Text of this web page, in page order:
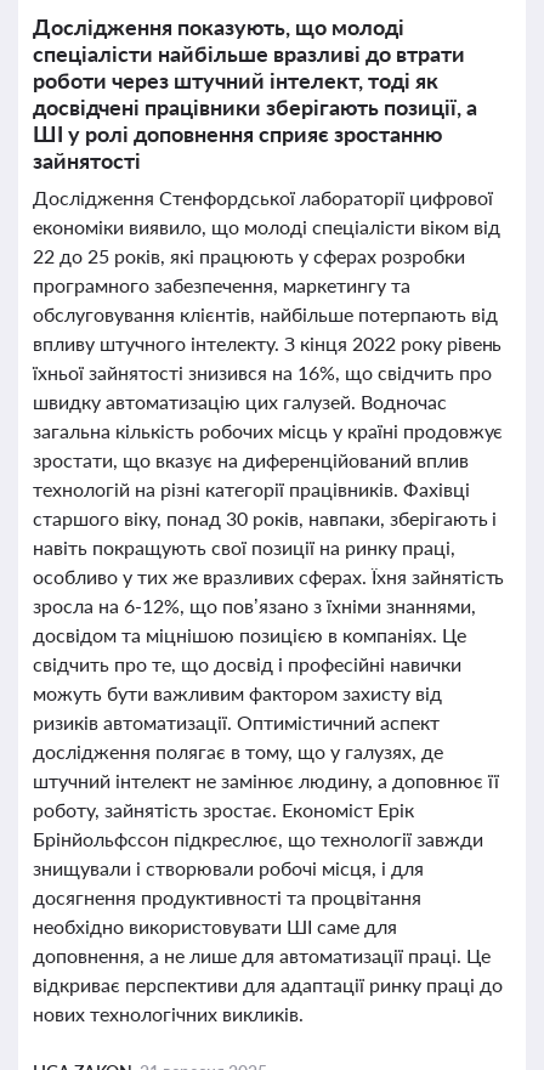
Дослідження показують, що молоді
спеціалісти найбільше вразливі до втрати
роботи через штучний інтелект, тоді як
досвідчені працівники зберігають позиції, а
ШІ у ролі доповнення сприяє зростанню
зайнятості
Дослідження Стенфордської лабораторії цифрової
економіки виявило, що молоді спеціалісти віком від
22 до 25 років, які працюють у сферах розробки
програмного забезпечення, маркетингу та
обслуговування клієнтів, найбільше потерпають від
впливу штучного інтелекту. З кінця 2022 року рівень
їхньої зайнятості знизився на 16%, що свідчить про
швидку автоматизацію цих галузей. Водночас
загальна кількість робочих місць у країні продовжує
зростати, що вказує на диференційований вплив
технологій на різні категорії працівників. Фахівці
старшого віку, понад 30 років, навпаки, зберігають і
навіть покращують свої позиції на ринку праці,
особливо у тих же вразливих сферах. Їхня зайнятість
зросла на 6-12%, що пов’язано з їхніми знаннями,
досвідом та міцнішою позицією в компаніях. Це
свідчить про те, що досвід і професійні навички
можуть бути важливим фактором захисту від
ризиків автоматизації. Оптимістичний аспект
дослідження полягає в тому, що у галузях, де
штучний інтелект не замінює людину, а доповнює її
роботу, зайнятість зростає. Економіст Ерік
Брінйольфссон підкреслює, що технології завжди
знищували і створювали робочі місця, і для
досягнення продуктивності та процвітання
необхідно використовувати ШІ саме для
доповнення, а не лише для автоматизації праці. Це
відкриває перспективи для адаптації ринку праці до
нових технологічних викликів.